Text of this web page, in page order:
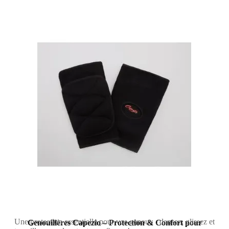
Genouillères Capezio – Protection & Confort pour
Une protection essentielle pour vos genoux : dansez, glissez et